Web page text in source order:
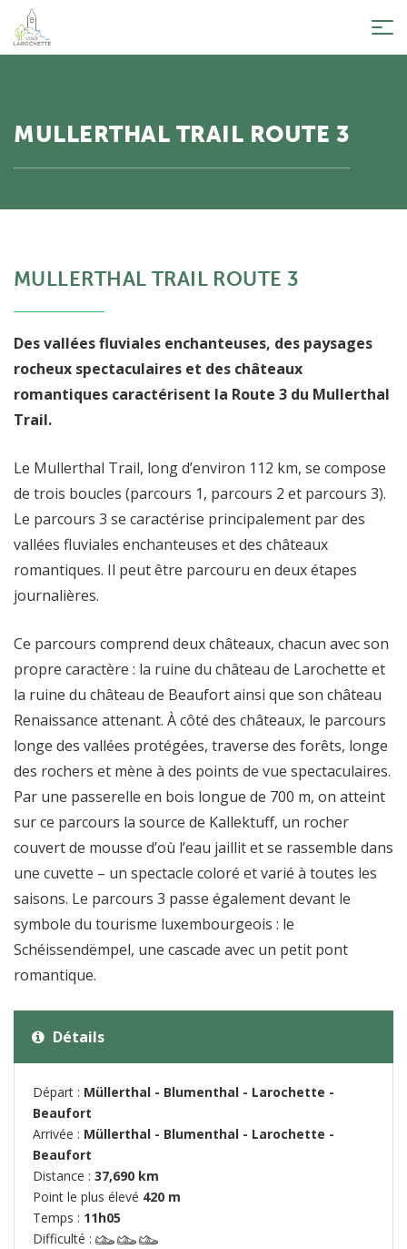
MULLERTHAL TRAIL ROUTE 3
MULLERTHAL TRAIL ROUTE 3
Des vallées fluviales enchanteuses, des paysages
rocheux spectaculaires et des châteaux
romantiques caractérisent la Route 3 du Mullerthal
Trail.
Le Mullerthal Trail, long d’environ 112 km, se compose
de trois boucles (parcours 1, parcours 2 et parcours 3).
Le parcours 3 se caractérise principalement par des
vallées fluviales enchanteuses et des châteaux
romantiques. Il peut être parcouru en deux étapes
journalières.
Ce parcours comprend deux châteaux, chacun avec son
propre caractère : la ruine du château de Larochette et
la ruine du château de Beaufort ainsi que son château
Renaissance attenant. À côté des châteaux, le parcours
longe des vallées protégées, traverse des forêts, longe
des rochers et mène à des points de vue spectaculaires.
Par une passerelle en bois longue de 700 m, on atteint
sur ce parcours la source de Kallektuff, un rocher
couvert de mousse d’où l’eau jaillit et se rassemble dans
une cuvette – un spectacle coloré et varié à toutes les
saisons. Le parcours 3 passe également devant le
symbole du tourisme luxembourgeois : le
Schéissendëmpel, une cascade avec un petit pont
romantique.
Détails
Départ : Müllerthal - Blumenthal - Larochette -
Beaufort
Arrivée : Müllerthal - Blumenthal - Larochette -
Beaufort
Distance : 37,690 km
Point le plus élevé 420 m
Temps : 11h05
Difficulté :